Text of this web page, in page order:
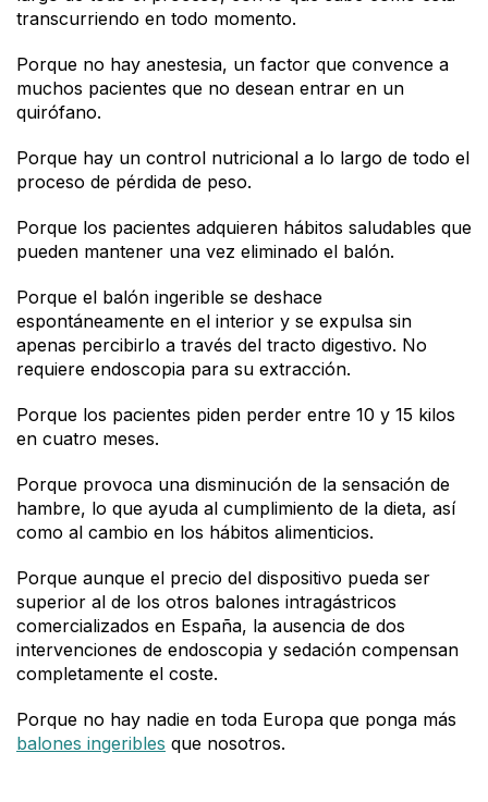
transcurriendo en todo momento.
Porque no hay anestesia, un factor que convence a
muchos pacientes que no desean entrar en un
quirófano.
Porque hay un control nutricional a lo largo de todo el
proceso de pérdida de peso.
Porque los pacientes adquieren hábitos saludables que
pueden mantener una vez eliminado el balón.
Porque el balón ingerible se deshace
espontáneamente en el interior y se expulsa sin
apenas percibirlo a través del tracto digestivo. No
requiere endoscopia para su extracción.
Porque los pacientes piden perder entre 10 y 15 kilos
en cuatro meses.
Porque provoca una disminución de la sensación de
hambre, lo que ayuda al cumplimiento de la dieta, así
como al cambio en los hábitos alimenticios.
Porque aunque el precio del dispositivo pueda ser
superior al de los otros balones intragástricos
comercializados en España, la ausencia de dos
intervenciones de endoscopia y sedación compensan
completamente el coste.
Porque no hay nadie en toda Europa que ponga más
balones ingeribles que nosotros.